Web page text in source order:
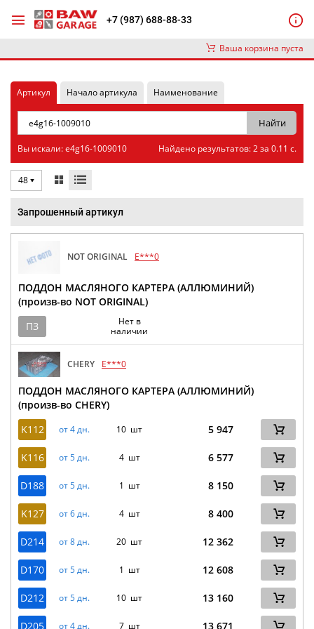
+7 (987) 688-88-33
Ваша корзина пуста
Артикул Начало артикула Наименование
Вы искали: e4g16-1009010 Найдено результатов: 2 за 0.11 с.
48
Запрошенный артикул
NOT ORIGINAL E***0
ПОДДОН МАСЛЯНОГО КАРТЕРА (АЛЛЮМИНИЙ)
(произв-во NOT ORIGINAL)
ПЗ
Нет в
наличии
CHERY E***0
ПОДДОН МАСЛЯНОГО КАРТЕРА (АЛЛЮМИНИЙ)
(произв-во CHERY)
K112
от 4 дн. 10 шт 5 947
K116 от 5 дн. 4 шт 6 577
D188 от 5 дн. 1 шт 8 150
K127 от 6 дн. 4 шт 8 400
D214 от 8 дн. 20 шт 12 362
D170 от 5 дн. 1 шт 12 608
D212 от 5 дн. 10 шт 13 160
D205 от 4 дн. 7 шт 13 671